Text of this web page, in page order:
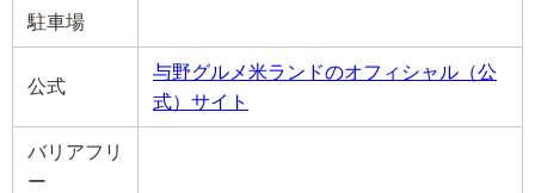
駐車場
公式
与野グルメ米ランドのオフィシャル（公
式）サイト
バリアフリ
ー